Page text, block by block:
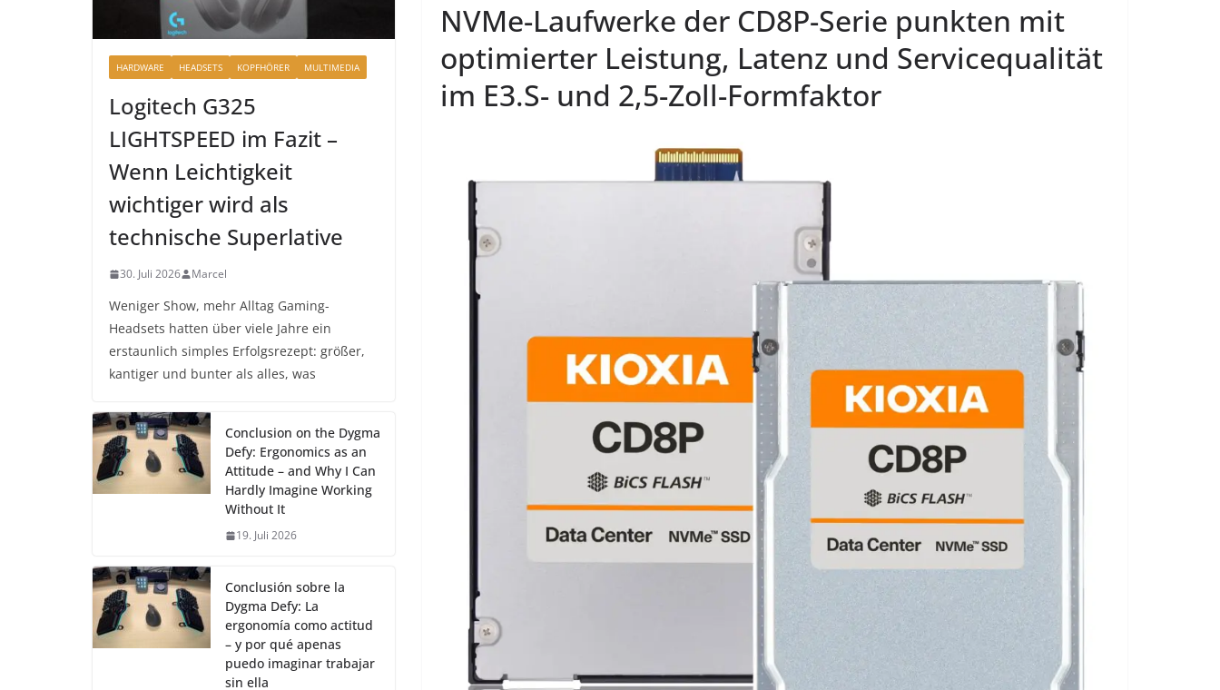
NVMe-Laufwerke der CD8P-Serie punkten mit
optimierter Leistung, Latenz und Servicequalität
im E3.S- und 2,5-Zoll-Formfaktor
HARDWARE HEADSETS KOPFHÖRER MULTIMEDIA
Logitech G325
LIGHTSPEED im Fazit –
Wenn Leichtigkeit
wichtiger wird als
technische Superlative
30. Juli 2026 Marcel
Weniger Show, mehr Alltag Gaming-
Headsets hatten über viele Jahre ein
erstaunlich simples Erfolgsrezept: größer,
kantiger und bunter als alles, was
Conclusion on the Dygma
Defy: Ergonomics as an
Attitude – and Why I Can
Hardly Imagine Working
Without It
19. Juli 2026
Conclusión sobre la
Dygma Defy: La
ergonomía como actitud
– y por qué apenas
puedo imaginar trabajar
sin ella